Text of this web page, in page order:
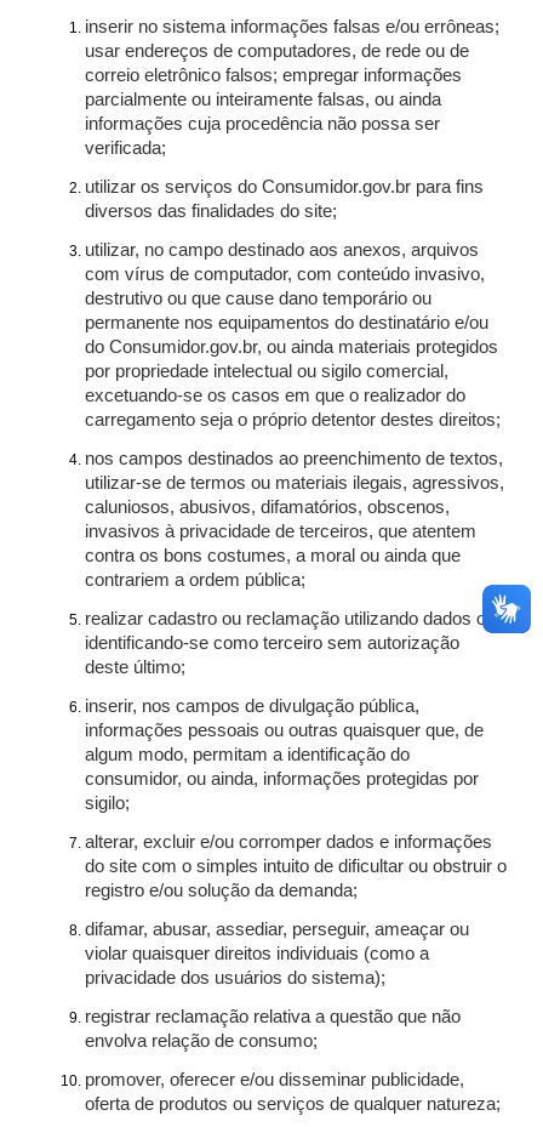
inserir no sistema informações falsas e/ou errôneas;
usar endereços de computadores, de rede ou de
correio eletrônico falsos; empregar informações
parcialmente ou inteiramente falsas, ou ainda
informações cuja procedência não possa ser
verificada;
utilizar os serviços do Consumidor.gov.br para fins
diversos das finalidades do site;
utilizar, no campo destinado aos anexos, arquivos
com vírus de computador, com conteúdo invasivo,
destrutivo ou que cause dano temporário ou
permanente nos equipamentos do destinatário e/ou
do Consumidor.gov.br, ou ainda materiais protegidos
por propriedade intelectual ou sigilo comercial,
excetuando-se os casos em que o realizador do
carregamento seja o próprio detentor destes direitos;
nos campos destinados ao preenchimento de textos,
utilizar-se de termos ou materiais ilegais, agressivos,
caluniosos, abusivos, difamatórios, obscenos,
invasivos à privacidade de terceiros, que atentem
contra os bons costumes, a moral ou ainda que
contrariem a ordem pública;
realizar cadastro ou reclamação utilizando dados ou
identificando-se como terceiro sem autorização
deste último;
inserir, nos campos de divulgação pública,
informações pessoais ou outras quaisquer que, de
algum modo, permitam a identificação do
consumidor, ou ainda, informações protegidas por
sigilo;
alterar, excluir e/ou corromper dados e informações
do site com o simples intuito de dificultar ou obstruir o
registro e/ou solução da demanda;
difamar, abusar, assediar, perseguir, ameaçar ou
violar quaisquer direitos individuais (como a
privacidade dos usuários do sistema);
registrar reclamação relativa a questão que não
envolva relação de consumo;
promover, oferecer e/ou disseminar publicidade,
oferta de produtos ou serviços de qualquer natureza;